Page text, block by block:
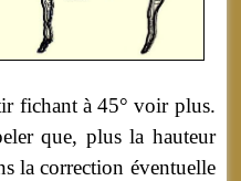
fichant à 45° voir plus.
que, plus la hauteur
la correction éventuelle